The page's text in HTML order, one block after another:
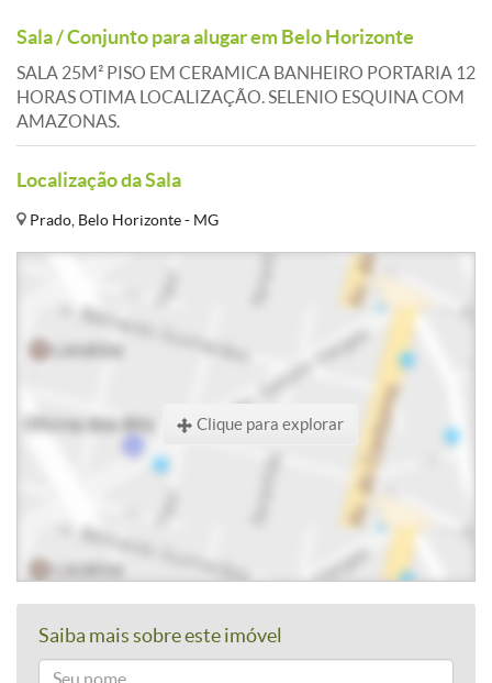
Sala / Conjunto para alugar em Belo Horizonte
SALA 25M² PISO EM CERAMICA BANHEIRO PORTARIA 12
HORAS OTIMA LOCALIZAÇÃO. SELENIO ESQUINA COM
AMAZONAS.
Localização da Sala
Prado, Belo Horizonte - MG
Clique para explorar
Saiba mais sobre este imóvel